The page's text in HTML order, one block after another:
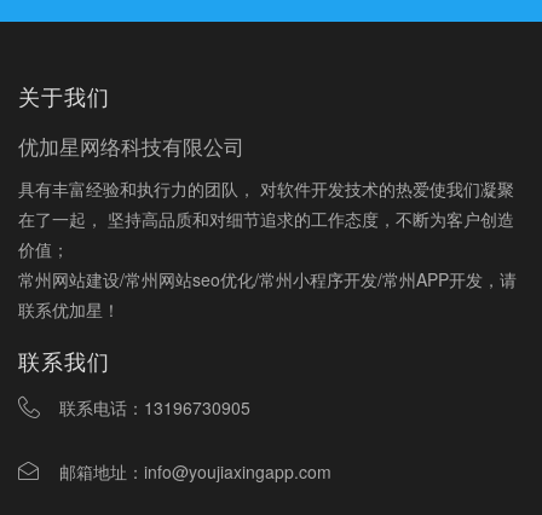
关于我们
优加星网络科技有限公司
具有丰富经验和执行力的团队， 对软件开发技术的热爱使我们凝聚
在了一起， 坚持高品质和对细节追求的工作态度，不断为客户创造
价值；
常州网站建设/常州网站seo优化/常州小程序开发/常州APP开发，请
联系优加星！
联系我们
联系电话： 13196730905
邮箱地址： info@youjiaxingapp.com